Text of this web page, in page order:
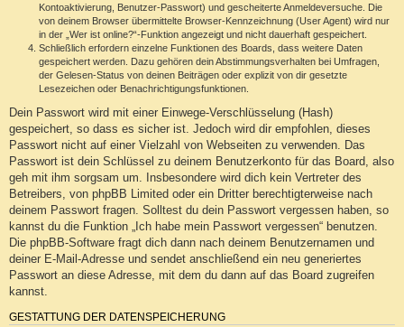
Kontoaktivierung, Benutzer-Passwort) und gescheiterte Anmeldeversuche. Die
von deinem Browser übermittelte Browser-Kennzeichnung (User Agent) wird nur
in der „Wer ist online?“-Funktion angezeigt und nicht dauerhaft gespeichert.
Schließlich erfordern einzelne Funktionen des Boards, dass weitere Daten
gespeichert werden. Dazu gehören dein Abstimmungsverhalten bei Umfragen,
der Gelesen-Status von deinen Beiträgen oder explizit von dir gesetzte
Lesezeichen oder Benachrichtigungsfunktionen.
Dein Passwort wird mit einer Einwege-Verschlüsselung (Hash)
gespeichert, so dass es sicher ist. Jedoch wird dir empfohlen, dieses
Passwort nicht auf einer Vielzahl von Webseiten zu verwenden. Das
Passwort ist dein Schlüssel zu deinem Benutzerkonto für das Board, also
geh mit ihm sorgsam um. Insbesondere wird dich kein Vertreter des
Betreibers, von phpBB Limited oder ein Dritter berechtigterweise nach
deinem Passwort fragen. Solltest du dein Passwort vergessen haben, so
kannst du die Funktion „Ich habe mein Passwort vergessen“ benutzen.
Die phpBB-Software fragt dich dann nach deinem Benutzernamen und
deiner E-Mail-Adresse und sendet anschließend ein neu generiertes
Passwort an diese Adresse, mit dem du dann auf das Board zugreifen
kannst.
GESTATTUNG DER DATENSPEICHERUNG